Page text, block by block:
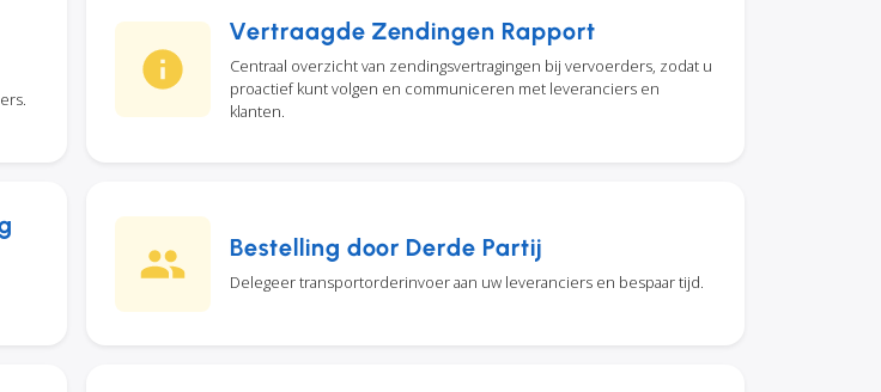
Vertraagde Zendingen Rapport
Centraal overzicht van zendingsvertragingen bij vervoerders, zodat u
proactief kunt volgen en communiceren met leveranciers en
klanten.
Bestelling door Derde Partij
Delegeer transportorderinvoer aan uw leveranciers en bespaar tijd.